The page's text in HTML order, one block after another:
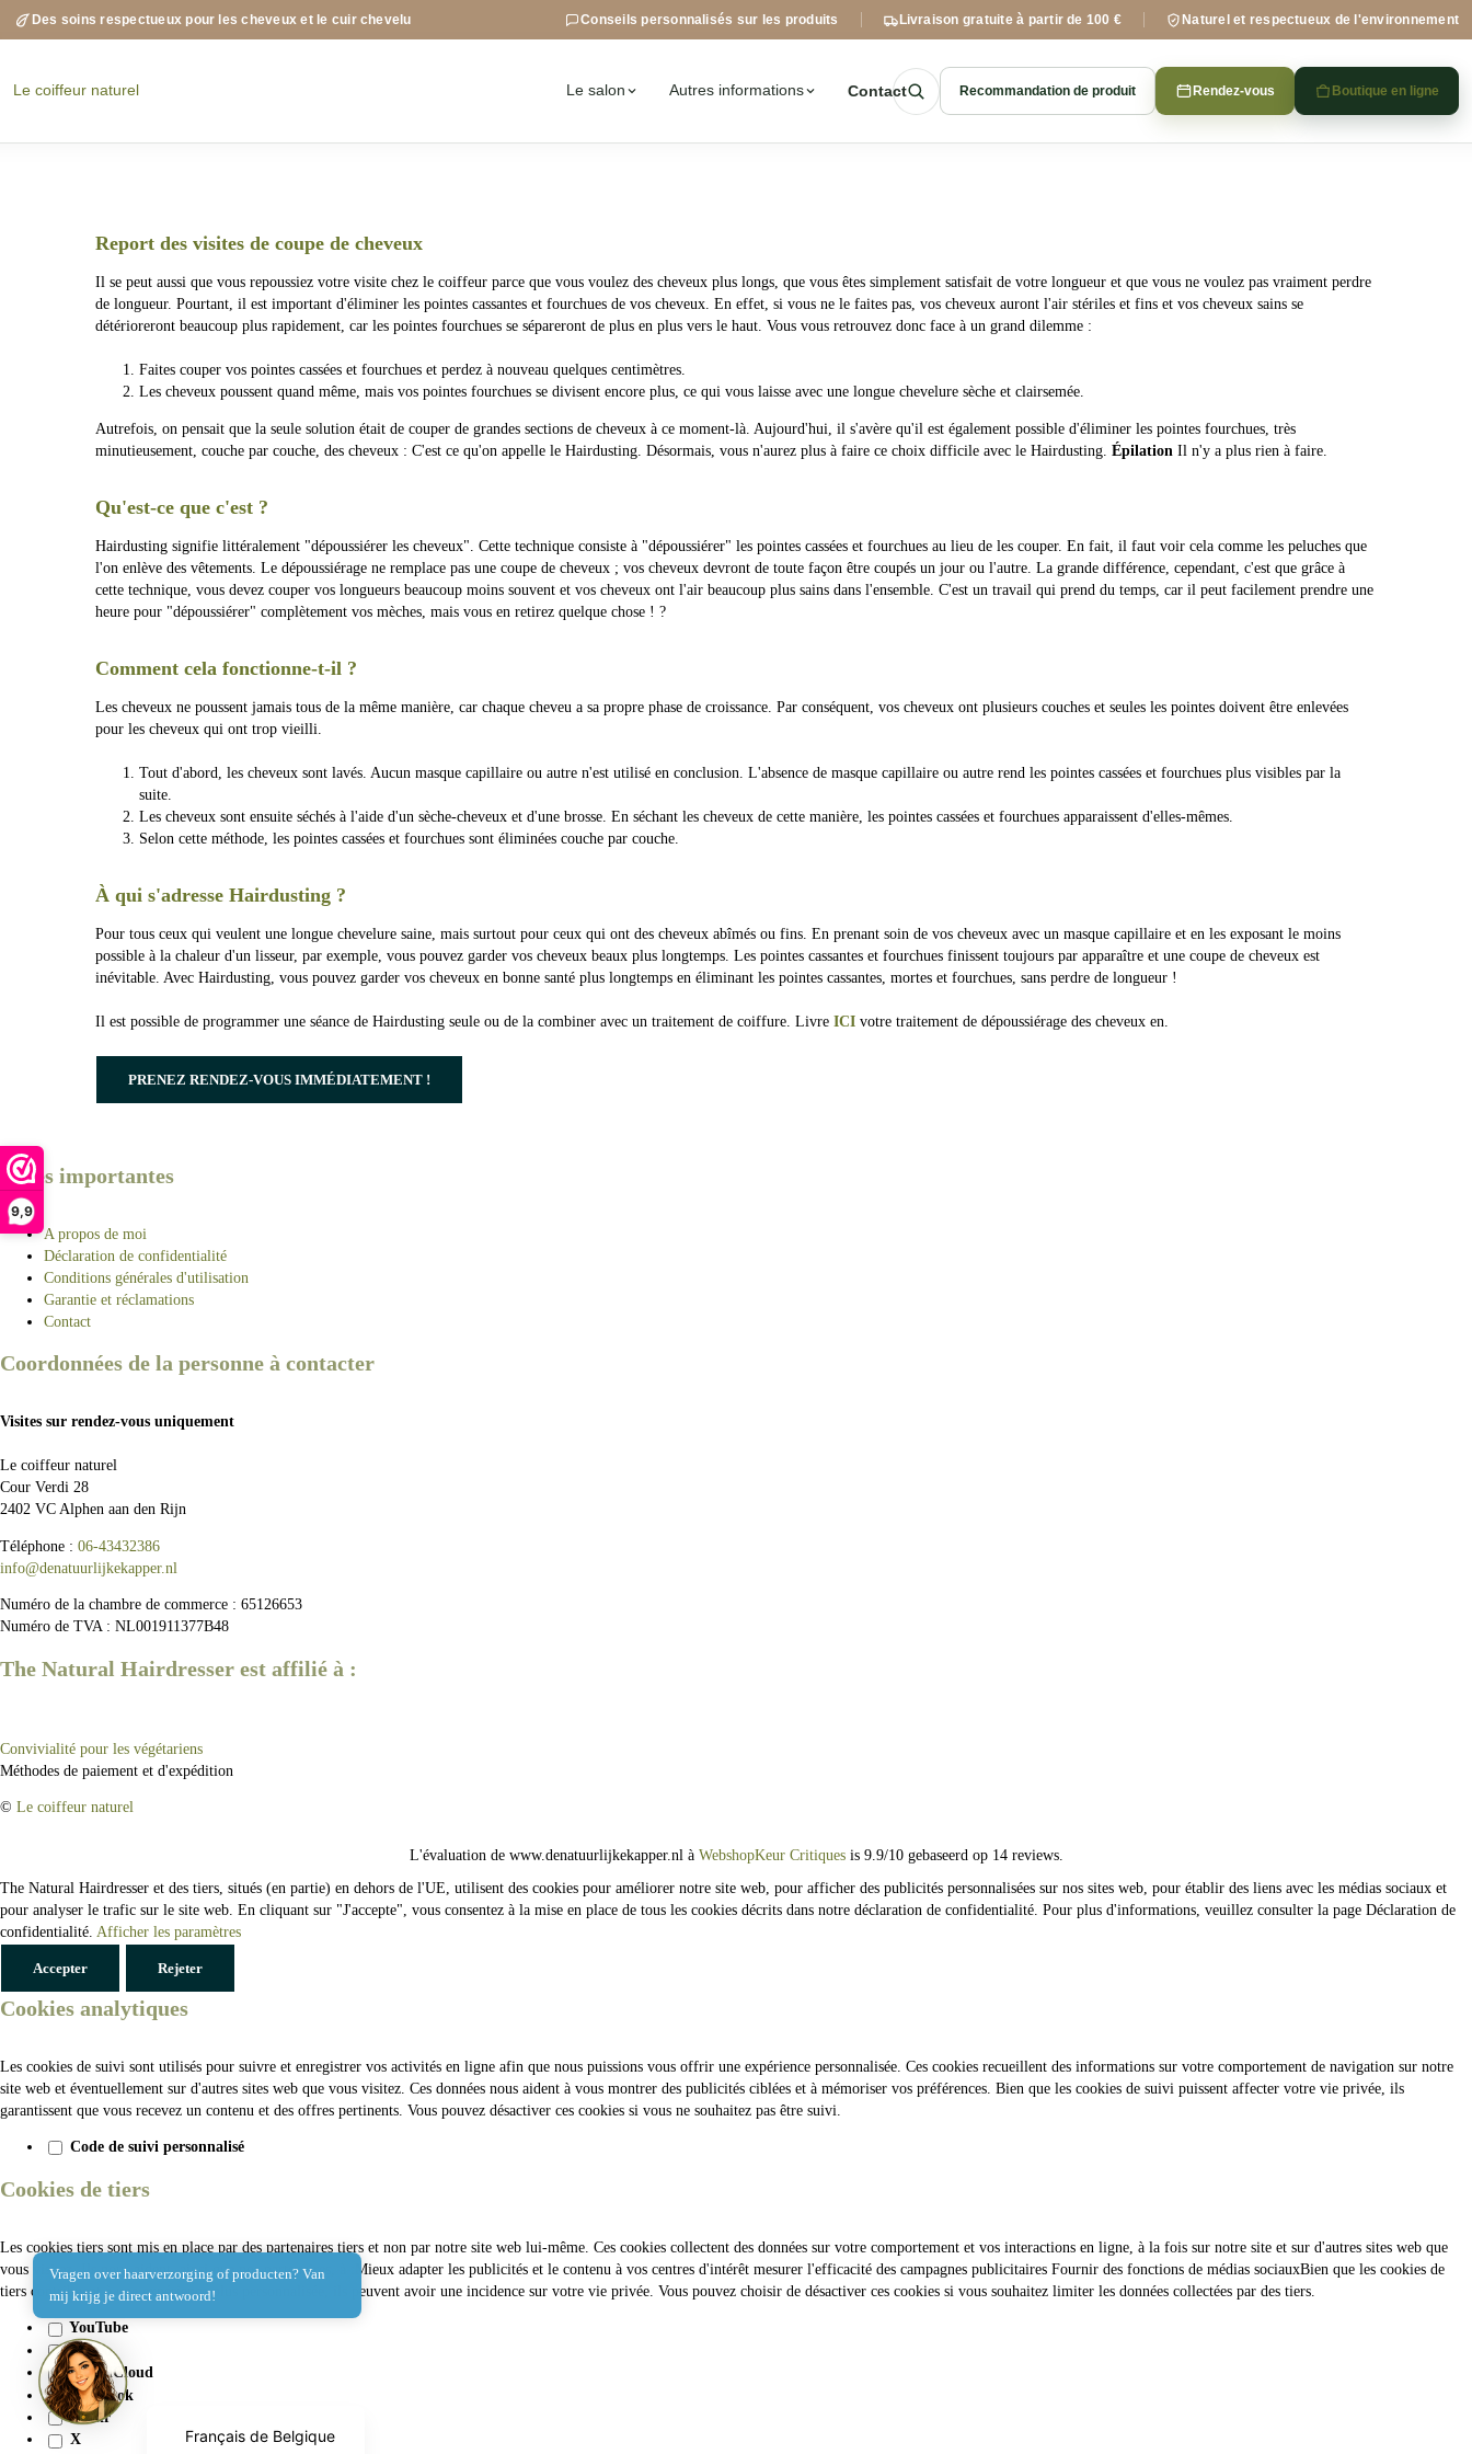
9,9
Skip
Des soins respectueux pour les cheveux et le cuir chevelu Conseils personnalisés sur les produits Livraison gratuite à partir de 100 € Naturel et respectueux de l'environnement
Le salon Autres informations Contact Recommandation de produit Rendez-vous Boutique en ligne
Report des visites de coupe de cheveux
Il se peut aussi que vous repoussiez votre visite chez le coiffeur parce que vous voulez des cheveux plus longs, que vous êtes simplement satisfait de votre longueur et que vous ne voulez pas vraiment perdre
de longueur. Pourtant, il est important d'éliminer les pointes cassantes et fourchues de vos cheveux. En effet, si vous ne le faites pas, vos cheveux auront l'air stériles et fins et vos cheveux sains se
détérioreront beaucoup plus rapidement, car les pointes fourchues se sépareront de plus en plus vers le haut. Vous vous retrouvez donc face à un grand dilemme :
Faites couper vos pointes cassées et fourchues et perdez à nouveau quelques centimètres.
Les cheveux poussent quand même, mais vos pointes fourchues se divisent encore plus, ce qui vous laisse avec une longue chevelure sèche et clairsemée.
Autrefois, on pensait que la seule solution était de couper de grandes sections de cheveux à ce moment-là. Aujourd'hui, il s'avère qu'il est également possible d'éliminer les pointes fourchues, très
minutieusement, couche par couche, des cheveux : C'est ce qu'on appelle le Hairdusting. Désormais, vous n'aurez plus à faire ce choix difficile avec le Hairdusting. Épilation Il n'y a plus rien à faire.
Qu'est-ce que c'est ?
Hairdusting signifie littéralement "dépoussiérer les cheveux". Cette technique consiste à "dépoussiérer" les pointes cassées et fourchues au lieu de les couper. En fait, il faut voir cela comme les peluches que
l'on enlève des vêtements. Le dépoussiérage ne remplace pas une coupe de cheveux ; vos cheveux devront de toute façon être coupés un jour ou l'autre. La grande différence, cependant, c'est que grâce à
cette technique, vous devez couper vos longueurs beaucoup moins souvent et vos cheveux ont l'air beaucoup plus sains dans l'ensemble. C'est un travail qui prend du temps, car il peut facilement prendre une
heure pour "dépoussiérer" complètement vos mèches, mais vous en retirez quelque chose ! ?
Comment cela fonctionne-t-il ?
Les cheveux ne poussent jamais tous de la même manière, car chaque cheveu a sa propre phase de croissance. Par conséquent, vos cheveux ont plusieurs couches et seules les pointes doivent être enlevées
pour les cheveux qui ont trop vieilli.
Tout d'abord, les cheveux sont lavés. Aucun masque capillaire ou autre n'est utilisé en conclusion. L'absence de masque capillaire ou autre rend les pointes cassées et fourchues plus visibles par la
suite.
Les cheveux sont ensuite séchés à l'aide d'un sèche-cheveux et d'une brosse. En séchant les cheveux de cette manière, les pointes cassées et fourchues apparaissent d'elles-mêmes.
Selon cette méthode, les pointes cassées et fourchues sont éliminées couche par couche.
À qui s'adresse Hairdusting ?
Pour tous ceux qui veulent une longue chevelure saine, mais surtout pour ceux qui ont des cheveux abîmés ou fins. En prenant soin de vos cheveux avec un masque capillaire et en les exposant le moins
possible à la chaleur d'un lisseur, par exemple, vous pouvez garder vos cheveux beaux plus longtemps. Les pointes cassantes et fourchues finissent toujours par apparaître et une coupe de cheveux est
inévitable. Avec Hairdusting, vous pouvez garder vos cheveux en bonne santé plus longtemps en éliminant les pointes cassantes, mortes et fourchues, sans perdre de longueur !
Il est possible de programmer une séance de Hairdusting seule ou de la combiner avec un traitement de coiffure. Livre ICI votre traitement de dépoussiérage des cheveux en.
PRENEZ RENDEZ-VOUS IMMÉDIATEMENT !
Pages importantes
A propos de moi
Déclaration de confidentialité
Conditions générales d'utilisation
Garantie et réclamations
Contact
Coordonnées de la personne à contacter
Visites sur rendez-vous uniquement
Le coiffeur naturel
Cour Verdi 28
2402 VC Alphen aan den Rijn
Téléphone : 06-43432386
info@denatuurlijkekapper.nl
Numéro de la chambre de commerce : 65126653
Numéro de TVA : NL001911377B48
The Natural Hairdresser est affilié à :
© Le coiffeur naturel
L'évaluation de www.denatuurlijkekapper.nl à WebshopKeur Critiquesis 9.9/10 gebaseerd op 14 reviews.
The Natural Hairdresser et des tiers, situés (en partie) en dehors de l'UE, utilisent des cookies pour améliorer notre site web, pour afficher des publicités personnalisées sur nos sites web, pour établir des liens avec les médias sociaux et
pour analyser le trafic sur le site web. En cliquant sur "J'accepte", vous consentez à la mise en place de tous les cookies décrits dans notre déclaration de confidentialité. Pour plus d'informations, veuillez consulter la page Déclaration de
confidentialité. Afficher les paramètres
Accepter Rejeter
Cookies analytiques
Les cookies de suivi sont utilisés pour suivre et enregistrer vos activités en ligne afin que nous puissions vous offrir une expérience personnalisée. Ces cookies recueillent des informations sur votre comportement de navigation sur notre
site web et éventuellement sur d'autres sites web que vous visitez. Ces données nous aident à vous montrer des publicités ciblées et à mémoriser vos préférences. Bien que les cookies de suivi puissent affecter votre vie privée, ils
garantissent que vous recevez un contenu et des offres pertinents. Vous pouvez désactiver ces cookies si vous ne souhaitez pas être suivi.
Code de suivi personnalisé
Cookies de tiers
Les cookies tiers sont mis en place par des partenaires tiers et non par notre site web lui-même. Ces cookies collectent des données sur votre comportement et vos interactions en ligne, à la fois sur notre site et sur d'autres sites web que
vous visitez. Ils nous aident, ainsi que nos partenaires, à :Mieux adapter les publicités et le contenu à vos centres d'intérêt mesurer l'efficacité des campagnes publicitaires Fournir des fonctions de médias sociauxBien que les cookies de
tiers contribuent à une expérience plus personnalisée, ils peuvent avoir une incidence sur votre vie privée. Vous pouvez choisir de désactiver ces cookies si vous souhaitez limiter les données collectées par des tiers.
YouTube
Vimeo
SoundCloud
Facebook
Flickr
X
Français de Belgique
Vragen over haarverzorging of producten? Van
mij krijg je direct antwoord!